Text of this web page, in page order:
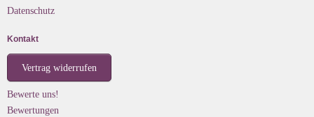
Datenschutz
Kontakt
Vertrag widerrufen
Bewerte uns!
Bewertungen